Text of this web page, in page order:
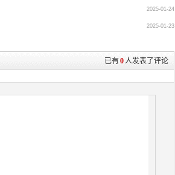
2025-01-24
2025-01-23
已有0人发表了评论